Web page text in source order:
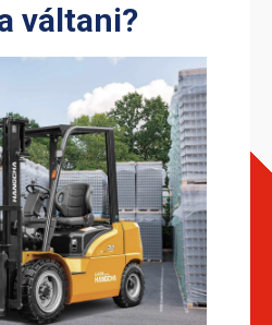
váltani?